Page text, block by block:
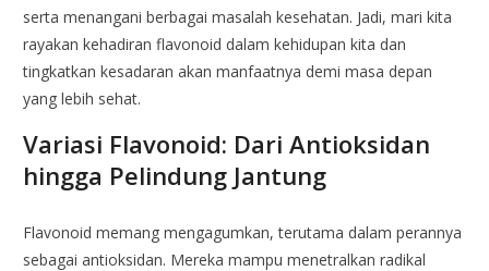
serta menangani berbagai masalah kesehatan. Jadi, mari kita
rayakan kehadiran flavonoid dalam kehidupan kita dan
tingkatkan kesadaran akan manfaatnya demi masa depan
yang lebih sehat.
Variasi Flavonoid: Dari Antioksidan
hingga Pelindung Jantung
Flavonoid memang mengagumkan, terutama dalam perannya
sebagai antioksidan. Mereka mampu menetralkan radikal